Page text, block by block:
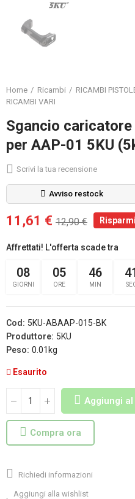
Home Ricambi
RICAMBI
RICAMBI VARI
Sgancio caricatore
per AAP-01 5KU
Scrivi la tua recensione
Avviso restock
11,61 € 12,90 €
Affrettati! L'offerta scade tra
08
GIORNI
05
ORE
46
MIN
Cod: 5KU-ABAAP-015-BK
Produttore: 5KU
Peso: 0.01kg
Esaurito
Aggiungi
Compra ora
Richiedi informazioni
Aggiungi alla wishlist